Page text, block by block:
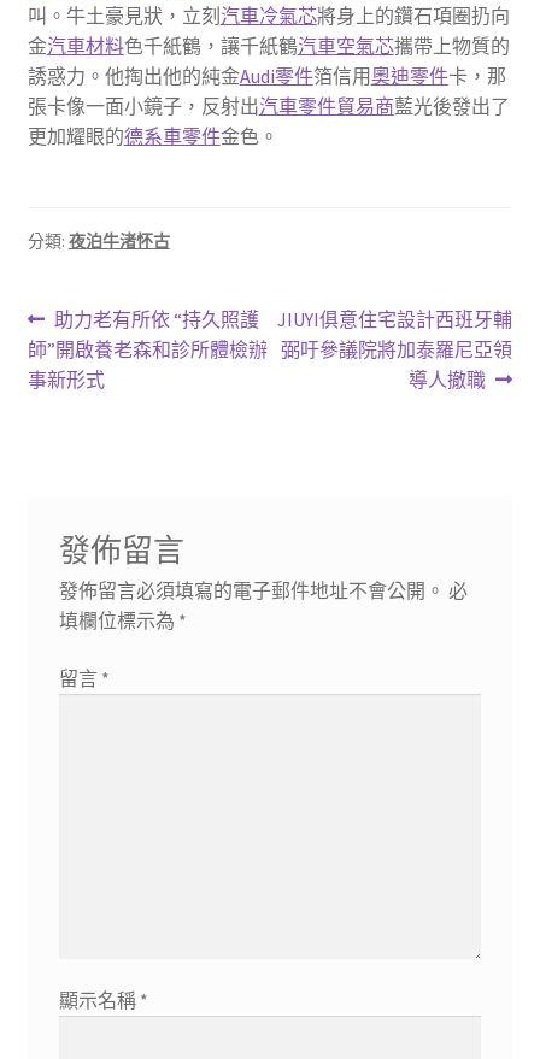
叫。牛土豪見狀，立刻 汽車冷氣芯將身上的鑽石項圈扔向
金汽車材料色千紙鶴，讓千紙鶴汽車空氣芯攜帶上物質的
誘惑力。他掏出他的純金Audi零件箔信用奧迪零件卡，那
張卡像一面小鏡子，反射出汽車零件貿易商藍光後發出了
更加耀眼的德系車零件金色。
分類: 夜泊牛渚怀古
文
章
上
一
篇
助力老有所依 “持久照護
師”開啟養老森和診所體檢辦
事新形式
下
一
JIUYI俱意住宅設計西班牙輔
弼吁參議院將加泰羅尼亞領
導人撤職
發佈留言
發佈留言必須填寫的電子郵件地址不會公開。 必
填欄位標示為 *
留言 *
顯示名稱 *